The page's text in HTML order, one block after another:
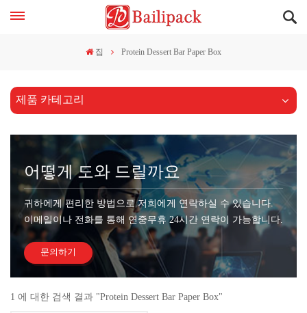
집 Protein Dessert Bar Paper Box
제품 카테고리
어떻게 도와 드릴까요
귀하에게 편리한 방법으로 저희에게 연락하실 수 있습니다.
이메일이나 전화를 통해 연중무휴 24시간 연락이 가능합니다.
문의하기
1 에 대한 검색 결과 "Protein Dessert Bar Paper Box"